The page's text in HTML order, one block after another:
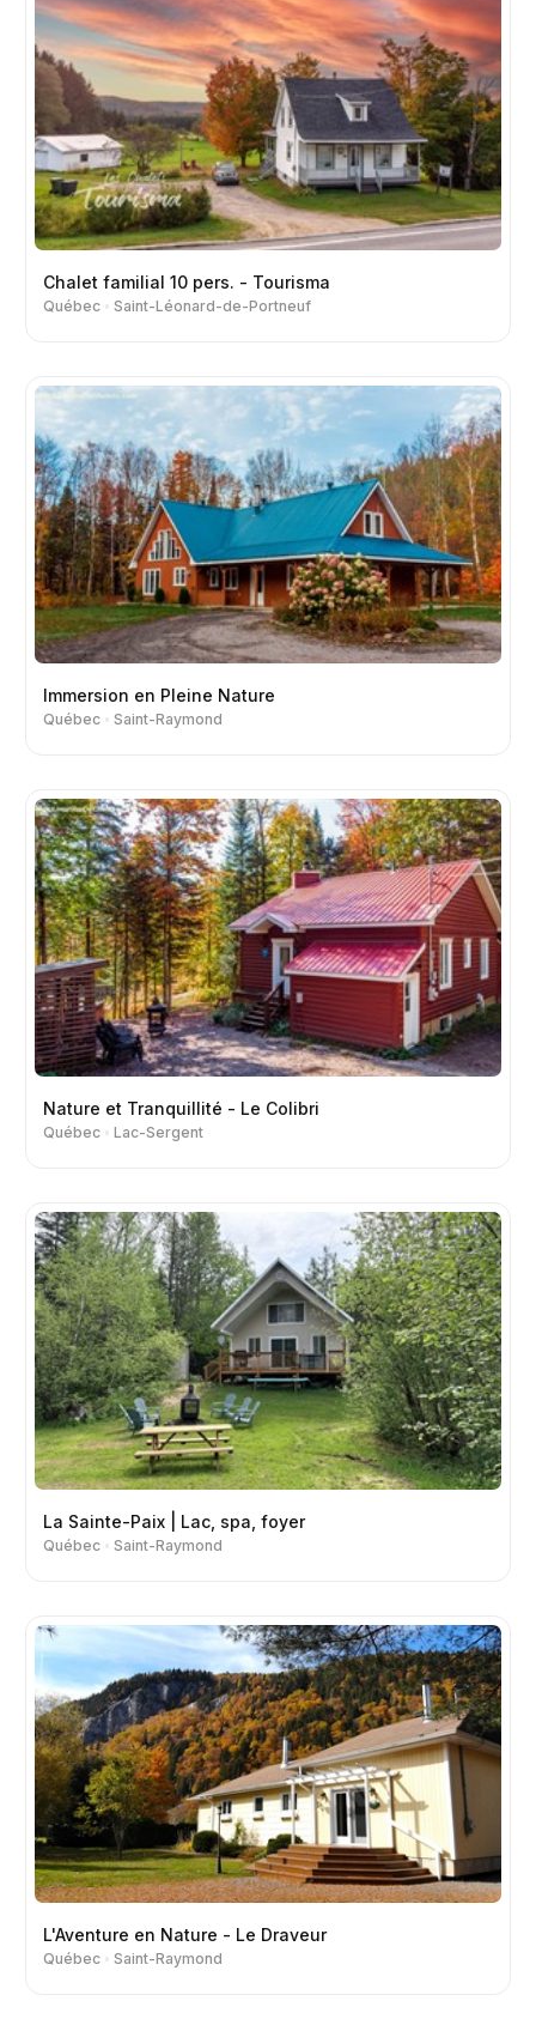
Chalet familial 10 pers. - Tourisma
Québec Saint-Léonard-de-Portneuf
Immersion en Pleine Nature
Québec Saint-Raymond
Nature et Tranquillité - Le Colibri
Québec Lac-Sergent
La Sainte-Paix | Lac, spa, foyer
Québec Saint-Raymond
L'Aventure en Nature - Le Draveur
Québec Saint-Raymond